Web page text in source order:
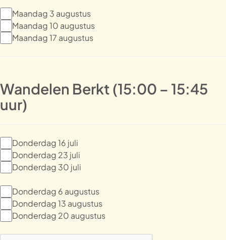
Maandag 3 augustus
Maandag 10 augustus
Maandag 17 augustus
Wandelen Berkt (15:00 – 15:45
uur)
Donderdag 16 juli
Donderdag 23 juli
Donderdag 30 juli
Donderdag 6 augustus
Donderdag 13 augustus
Donderdag 20 augustus